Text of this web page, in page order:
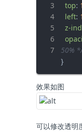
top:
left:
z-
50%
}
效果如图
可以修改透明